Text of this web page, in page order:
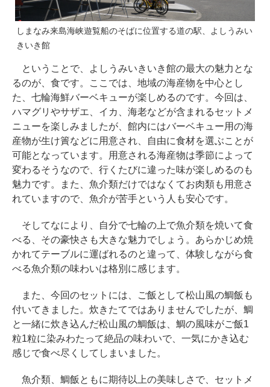
しまなみ来島海峡遊覧船のそばに位置する道の駅、よしうみい
きいき館
ということで、よしうみいきいき館の最大の魅力とな
るのが、食です。ここでは、地域の海産物を中心とし
た、七輪海鮮バーベキューが楽しめるのです。今回は、
ハマグリやサザエ、イカ、海老などが含まれるセットメ
ニューを楽しみましたが、館内にはバーベキュー用の海
産物が生け簀などに用意され、自由に食材を選ぶことが
可能となっています。用意される海産物は季節によって
変わるそうなので、行くたびに違った味が楽しめるのも
魅力です。また、魚介類だけではなくてお肉類も用意さ
れていますので、魚介が苦手という人も安心です。
そしてなにより、自分で七輪の上で魚介類を焼いて食
べる、その豪快さも大きな魅力でしょう。あらかじめ焼
かれてテーブルに運ばれるのと違って、体験しながら食
べる魚介類の味わいは格別に感じます。
また、今回のセットには、ご飯として松山風の鯛飯も
付いてきました。炊きたてではありませんでしたが、鯛
と一緒に炊き込んだ松山風の鯛飯は、鯛の風味がご飯1
粒1粒に染みわたって絶品の味わいで、一気にかき込む
感じで食べ尽くしてしまいました。
魚介類、鯛飯ともに期待以上の美味しさで、セットメ